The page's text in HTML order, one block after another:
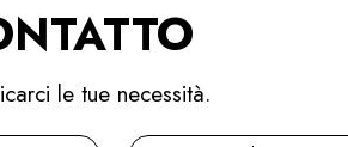
le tue necessità.